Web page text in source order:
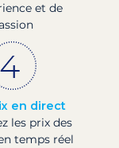
et de
en direct
les prix des
temps réel